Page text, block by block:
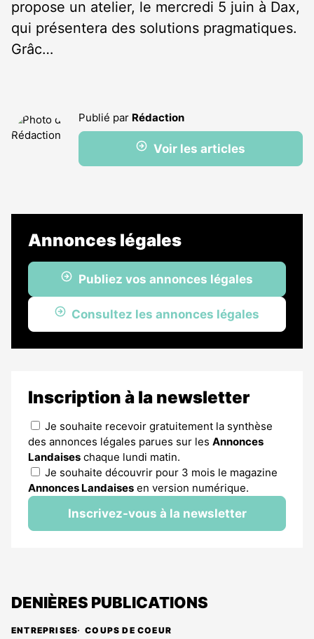
propose un atelier, le mercredi 5 juin à Dax,
qui présentera des solutions pragmatiques.
Grâc…
Publié par Rédaction
Voir les articles
Annonces légales
Publiez vos annonces légales
Consultez les annonces légales
Inscription à la newsletter
Je souhaite recevoir gratuitement la synthèse
des annonces légales parues sur les Annonces
Landaises chaque lundi matin.
Je souhaite découvrir pour 3 mois le magazine
Annonces Landaises en version numérique.
Inscrivez-vous à la newsletter
DENIÈRES PUBLICATIONS
ENTREPRISES COUPS DE COEUR